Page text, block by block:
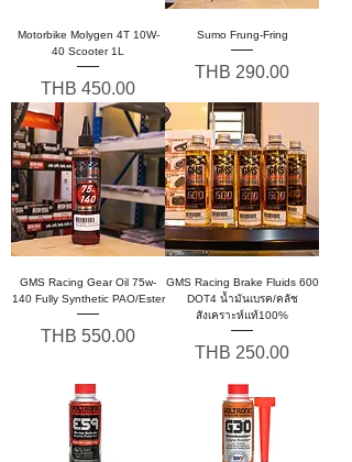
Motorbike Molygen 4T 10W-
40 Scooter 1L
Price
THB 450.00
Sumo Frung-Fring
Price
THB 290.00
GMS Racing Gear Oil 75w-
140 Fully Synthetic PAO/Ester
Price
THB 550.00
GMS Racing Brake Fluids 600
DOT4 น้ำมันเบรค/คลัช
สังเคราะห์แท้100%
Price
THB 250.00